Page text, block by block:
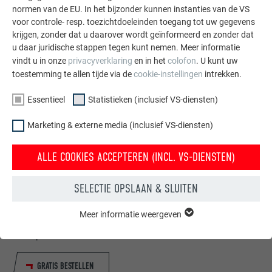
Gratis brochures bestellen
Daken, gevels, zonnepanelen, dakafvoersystemen &
hoogwaterbescherming – met PREFA producten van
aluminium ziet uw huis er niet alleen goed uit, maar het is
GRATIS BESTELLEN
normen van de EU. In het bijzonder kunnen instanties van de VS
voor controle- resp. toezichtdoeleinden toegang tot uw gegevens
krijgen, zonder dat u daarover wordt geïnformeerd en zonder dat
u daar juridische stappen tegen kunt nemen. Meer informatie
vindt u in onze privacyverklaring en in het colofon. U kunt uw
toestemming te allen tijde via decookie-instellingen intrekken.
Essentieel Statistieken (inclusief VS-diensten)
Marketing & externe media (inclusief VS-diensten)
ALLE COOKIES ACCEPTEREN (INCL. VS-DIENSTEN)
SELECTIE OPSLAAN & SLUITEN
van de website. Hierdoor wordt gewaarborgd dat de website
Meer informatie weergeven